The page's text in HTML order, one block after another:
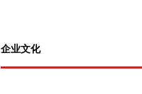
企业文化